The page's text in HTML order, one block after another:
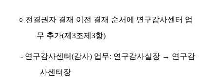
○ 전결권자 결재 이전 결재 순서에 연구감사센터 업
무 추가(제 3조제 3항)
- 연구감사센터(감사) 업무: 연구감사실장 → 연구감
사센터장